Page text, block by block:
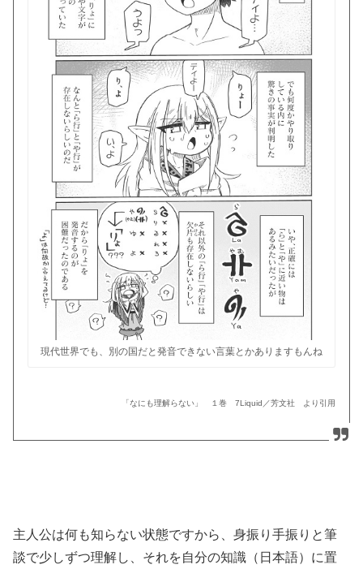
現代世界でも、別の国だと発音できない言葉とかありますもんね
「なにも理解らない」 １巻 7Liquid／芳文社 より引用
主人公は何も知らない状態ですから、身振り手振りと筆
談で少しずつ理解し、それを自分の知識（日本語）に置